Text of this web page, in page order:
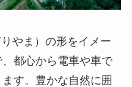
やま）の形をイメー
都心から電車や車で
す。豊かな自然に囲